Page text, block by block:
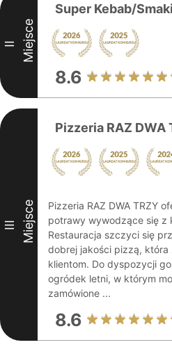
II Miejsce
Super Kebab/
8.6
III Miejsce
Pizzeria RAZ DWA
Pizzeria RAZ DWA TRZY
potrawy wywodzące się z
Restauracja szczyci się
dobrej jakości pizzą, która
klientom. Do dyspozycji
ogródek letni, w którym
zamówione ...
8.6